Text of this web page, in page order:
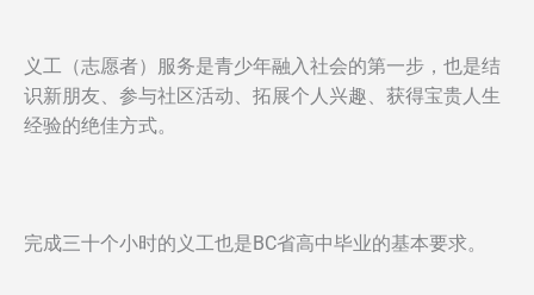
义工（志愿者）服务是青少年融入社会的第一步，也是结
识新朋友、参与社区活动、拓展个人兴趣、获得宝贵人生
经验的绝佳方式。
完成三十个小时的义工也是BC省高中毕业的基本要求。